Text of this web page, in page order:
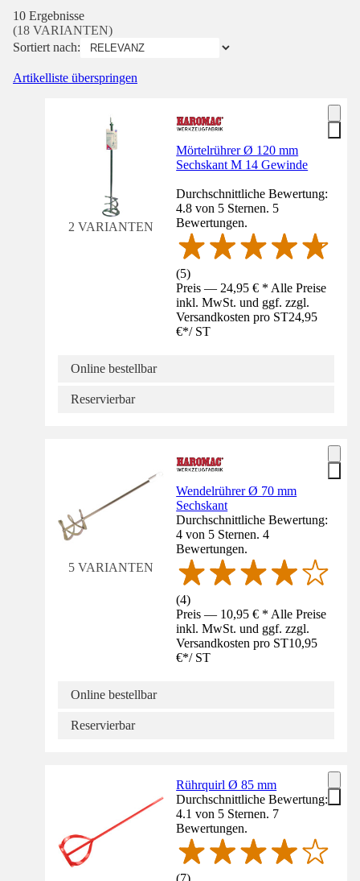
10 Ergebnisse
(18 VARIANTEN)
Sortiert nach:
Artikelliste überspringen
2 VARIANTEN
Mörtelrührer Ø 120 mm
Sechskant M 14 Gewinde
Durchschnittliche Bewertung:
4.8 von 5 Sternen. 5
Bewertungen.
(5)
Preis — 24,95 € * Alle Preise
inkl. MwSt. und ggf. zzgl.
Versandkosten pro ST24,95
€*/ ST
Online bestellbar
Reservierbar
5 VARIANTEN
Wendelrührer Ø 70 mm
Sechskant
Durchschnittliche Bewertung:
4 von 5 Sternen. 4
Bewertungen.
(4)
Preis — 10,95 € * Alle Preise
inkl. MwSt. und ggf. zzgl.
Versandkosten pro ST10,95
€*/ ST
Online bestellbar
Reservierbar
Rührquirl Ø 85 mm
Durchschnittliche Bewertung:
4.1 von 5 Sternen. 7
Bewertungen.